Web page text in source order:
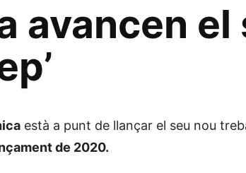
Fila
avancen
està a punt de llançar el seu nou
de 2020.